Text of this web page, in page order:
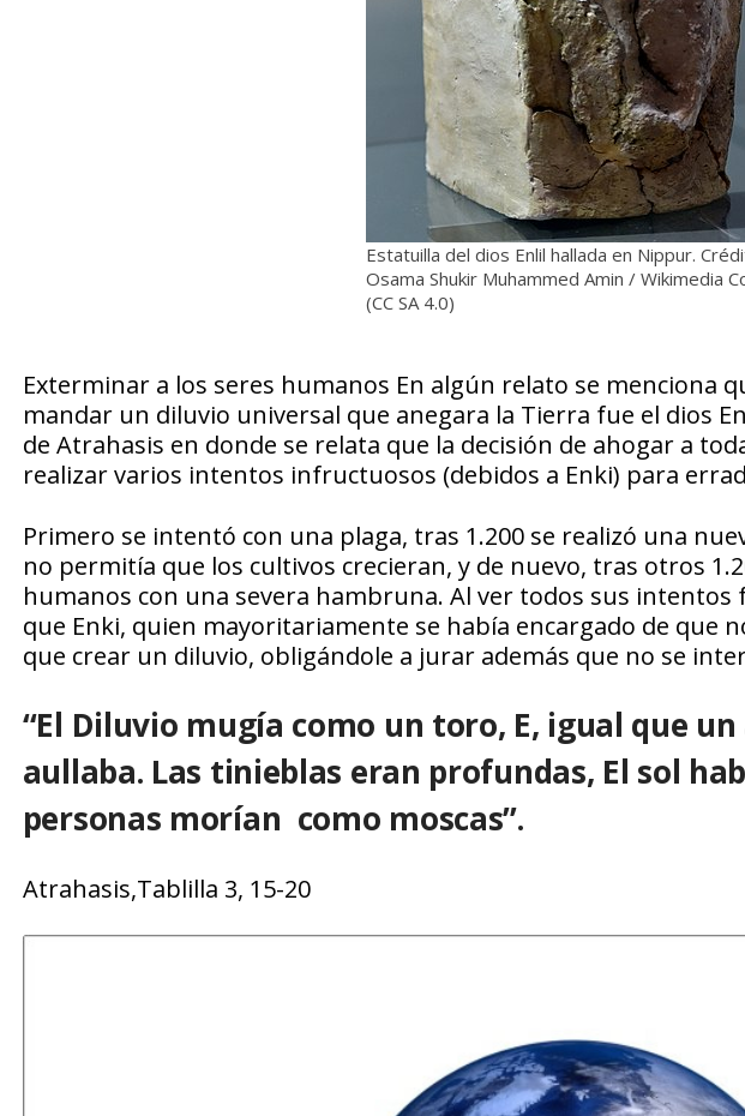
Estatuilla del dios Enlil hallada en Nippur.
Osama Shukir Muhammed Amin / Wikimedia
(CC SA 4.0)
Exterminar a los seres humanos En algún relato se menciona
mandar un diluvio universal que anegara la Tierra fue el dios
de Atrahasis en donde se relata que la decisión de ahogar a
realizar varios intentos infructuosos (debidos a Enki) para
Primero se intentó con una plaga, tras 1.200 se realizó una
no permitía que los cultivos crecieran, y de nuevo, tras otros
humanos con una severa hambruna. Al ver todos sus
que Enki, quien mayoritariamente se había encargado de que
que crear un diluvio, obligándole a jurar además que no se
“El Diluvio mugía como un toro, E, igual que
aullaba. Las tinieblas eran profundas, El sol
personas morían como moscas”.
Atrahasis,Tablilla 3, 15-20